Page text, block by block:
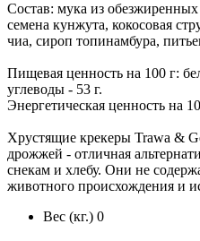
Состав: мука из
семена кунжута, кокосовая
чиа, сироп топинамбура,
Пищевая ценность на 100 г:
углеводы - 53 г.
Энергетическая ценность на
Хрустящие крекеры Trawa &
дрожжей - отличная
снекам и хлебу. Они не
животного происхождения и
Вес (кг.) 0